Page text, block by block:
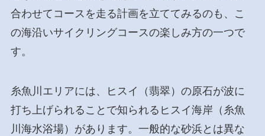
合わせてコースを走る計画を立ててみるのも、こ
の海沿いサイクリングコースの楽しみ方の一つで
す。
糸魚川エリアには、ヒスイ（翡翠）の原石が波に
打ち上げられることで知られるヒスイ海岸（糸魚
川海水浴場）があります。一般的な砂浜とは異な